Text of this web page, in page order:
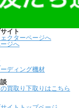
イト
クターページへ
ジへ
ディング機材
買取り下取りはこちら